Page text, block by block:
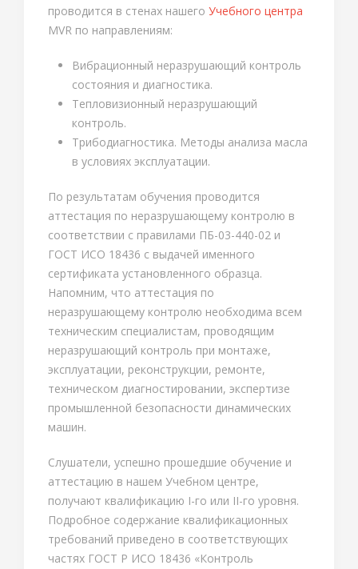
проводится в стенах нашего Учебного центра
MVR по направлениям:
Вибрационный неразрушающий контроль
состояния и диагностика.
Тепловизионный неразрушающий
контроль.
Трибодиагностика. Методы анализа масла
в условиях эксплуатации.
По результатам обучения проводится
аттестация по неразрушающему контролю в
соответствии с правилами ПБ-03-440-02 и
ГОСТ ИСО 18436 с выдачей именного
сертификата установленного образца.
Напомним, что аттестация по
неразрушающему контролю необходима всем
техническим специалистам, проводящим
неразрушающий контроль при монтаже,
эксплуатации, реконструкции, ремонте,
техническом диагностировании, экспертизе
промышленной безопасности динамических
машин.
Слушатели, успешно прошедшие обучение и
аттестацию в нашем Учебном центре,
получают квалификацию I-го или II-го уровня.
Подробное содержание квалификационных
требований приведено в соответствующих
частях ГОСТ Р ИСО 18436 «Контроль